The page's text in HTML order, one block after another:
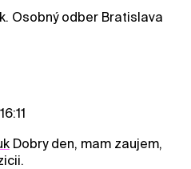
Osobný odber Bratislava
Dobry den, mam zaujem,